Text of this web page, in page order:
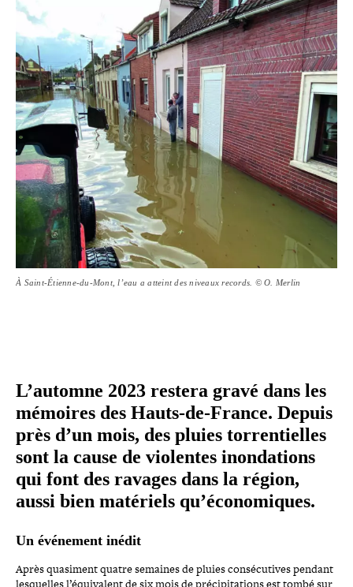
À Saint-Étienne-du-Mont, l’eau a atteint des niveaux records. © O. Merlin
L’automne 2023 restera gravé dans les
mémoires des Hauts-​de-​France. Depuis
près d’un mois, des pluies tor­ren­tielles
sont la cause de violentes inon­da­tions
qui font des ravages dans la région,
aussi bien matériels qu’économiques.
Un événement inédit
Après quasiment quatre semaines de pluies consé­cu­tives pendant
les­quelles l’équivalent de six mois de pré­ci­pi­ta­tions est tombé sur